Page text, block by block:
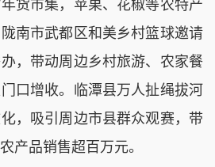
货市集，苹果、花椒等农特产
南市武都区和美乡村篮球邀请
，带动周边乡村旅游、农家餐
口增收。临潭县万人扯绳拔河
，吸引周边市县群众观赛，带
产品销售超百万元。